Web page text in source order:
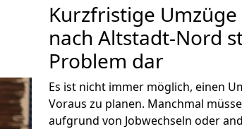
Kurzfristige
nach Altstadt-Nord
Problem dar
Es ist nicht immer möglich, einen
Voraus zu planen. Manchmal
aufgrund von Jobwechseln oder